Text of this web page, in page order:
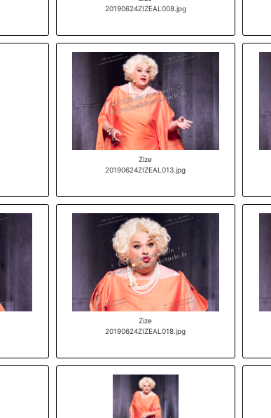
20190624ZIZEAL008.jpg
Zize
20190624ZIZEAL013.jpg
Zize
20190624ZIZEAL018.jpg